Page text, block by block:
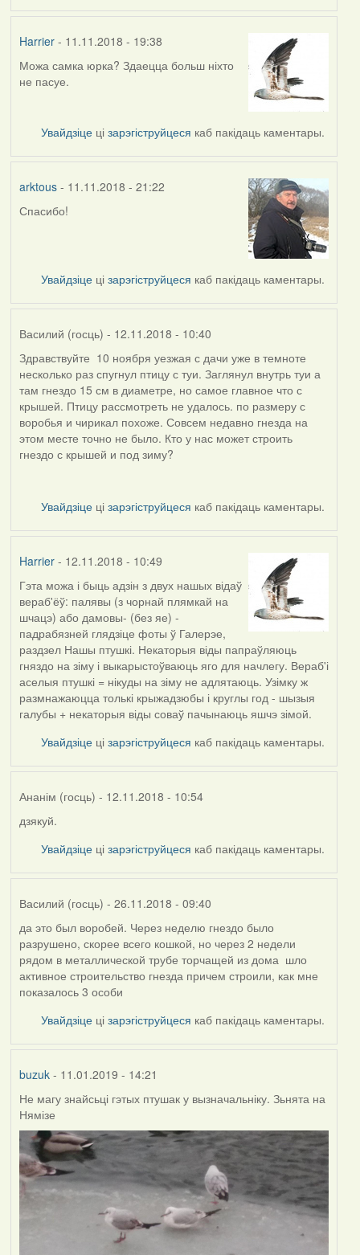
Harrier- 11.11.2018 - 19:38
In
reply
Harrier
Можа самка юрка? Здаецца больш ніхто
не пасуе.
Увайдзіце цізарэгіструйцеся каб пакідаць каментары.
arktous- 11.11.2018 - 21:22
In
Harrier
Спасибо!
Увайдзіце цізарэгіструйцеся каб пакідаць каментары.
Василий (госць) - 12.11.2018 - 10:40
Здравствуйте 10 ноября уезжая с дачи уже в темноте
несколько раз спугнул птицу с туи. Заглянул внутрь туи а
там гнездо 15 см в диаметре, но самое главное что с
крышей. Птицу рассмотреть не удалось. по размеру с
воробья и чирикал похоже. Совсем недавно гнезда на
этом месте точно не было. Кто у нас может строить
гнездо с крышей и под зиму?
Увайдзіце цізарэгіструйцеся каб пакідаць каментары.
Harrier- 12.11.2018 - 10:49
Гэта можа і быць адзін з двух нашых відаў
вераб'ёў: палявы (з чорнай плямкай на
шчацэ) або дамовы- (без яе) -
падрабязней глядзіце фоты ў Галерэе,
раздзел Нашы птушкі. Некаторыя віды папраўляюць
гняздо на зіму і выкарыстоўваюць яго для начлегу. Вераб'і
аселыя птушкі = нікуды на зіму не адлятаюць. Узімку ж
размнажаюцца толькі крыжадзюбы і круглы год - шызыя
галубы + некаторыя віды соваў пачынаюць яшчэ зімой.
Увайдзіце цізарэгіструйцеся каб пакідаць каментары.
Ананім (госць) - 12.11.2018 - 10:54
In
reply
by
дзякуй.
Увайдзіце цізарэгіструйцеся каб пакідаць каментары.
Василий (госць) - 26.11.2018 - 09:40
да это был воробей. Через неделю гнездо было
разрушено, скорее всего кошкой, но через 2 недели
рядом в металлической трубе торчащей из дома шло
активное строительство гнезда причем строили, как мне
показалось 3 особи
Увайдзіце цізарэгіструйцеся каб пакідаць каментары.
buzuk- 11.01.2019 - 14:21
Не магу знайсьці гэтых птушак у вызначальніку. Зьнята на
Нямізе